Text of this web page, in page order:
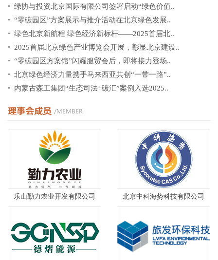
绿协与投资北京国际有限公司签署启动“绿色价值..
“零碳园区”方案展示与推介活动在北京绿色发展..
绿色北京新航程 绿色经济新标杆——2025首届北..
2025首届北京绿色产业博览会开展，彰显北京建设..
“零碳园区方案馆”闪耀服贸会后，即将接力登场..
北京绿色经济力量携手马来西亚共创“一带一路”..
内蒙古森工集团“生态司法+碳汇”案例入选2025..
乐山勤力农业开发有限公司 北京中科海势科技有限公司